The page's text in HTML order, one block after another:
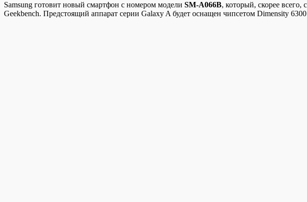
Samsung готовит новый смартфон с номером модели SM-A066B, который, скорее
Geekbench. Предстоящий аппарат серии Galaxy A будет оснащен чипсетом Dimensity